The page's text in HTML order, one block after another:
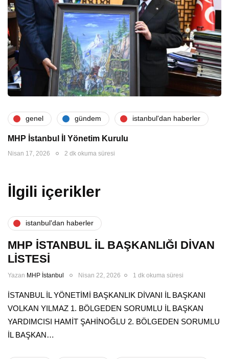
genel gündem i̇stanbul'dan haberler
MHP İstanbul İl Yönetim Kurulu
Nisan 17, 2026 2 dk okuma süresi
İlgili içerikler
i̇stanbul'dan haberler
MHP İSTANBUL İL BAŞKANLIĞI DİVAN
LİSTESİ
Yazan MHP İstanbul Nisan 22, 2026 1 dk okuma süresi
İSTANBUL İL YÖNETİMİ BAŞKANLIK DİVANI İL BAŞKANI
VOLKAN YILMAZ 1. BÖLGEDEN SORUMLU İL BAŞKAN
YARDIMCISI HAMİT ŞAHİNOĞLU 2. BÖLGEDEN SORUMLU
İL BAŞKAN…